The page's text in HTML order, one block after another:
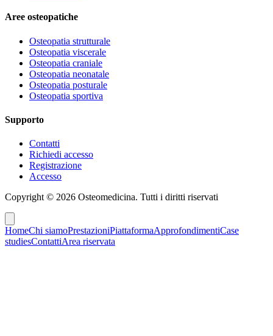
Aree osteopatiche
Osteopatia strutturale
Osteopatia viscerale
Osteopatia craniale
Osteopatia neonatale
Osteopatia posturale
Osteopatia sportiva
Supporto
Contatti
Richiedi accesso
Registrazione
Accesso
Copyright © 2026 Osteomedicina. Tutti i diritti riservati
HomeChi siamoPrestazioniPiattaformaApprofondimentiCase
studiesContattiArea riservata